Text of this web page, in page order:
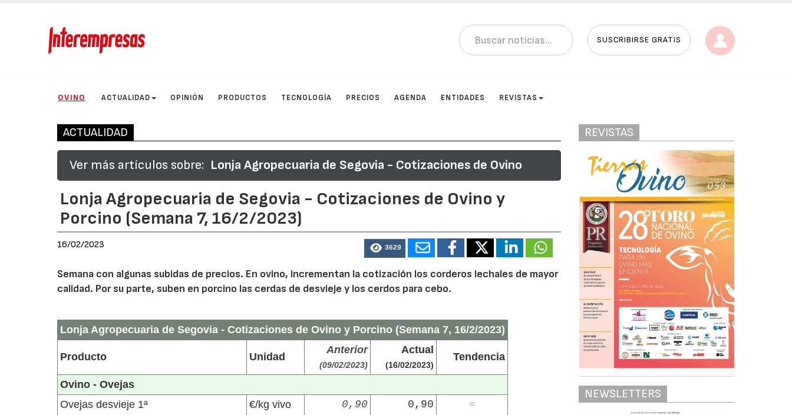
SUSCRIBIRSE GRATIS
OVINO ACTUALIDAD OPINIÓN PRODUCTOS TECNOLOGÍA PRECIOS AGENDA ENTIDADES REVISTAS
ACTUALIDAD
Ver más artículos sobre: Lonja Agropecuaria de Segovia - Cotizaciones de Ovino
Lonja Agropecuaria de Segovia - Cotizaciones de Ovino y
Porcino (Semana 7, 16/2/2023)
16/02/2023 3629
Semana con algunas subidas de precios. En ovino, incrementan la cotización los corderos lechales de mayor
calidad. Por su parte, suben en porcino las cerdas de desvieje y los cerdos para cebo.
Lonja Agropecuaria de Segovia - Cotizaciones de Ovino y Porcino (Semana 7, 16/2/2023)
Producto Unidad
Anterior
(09/02/2023)
Actual
(16/02/2023)
Tendencia
Ovino - Ovejas
Ovejas desvieje 1ª
€/kg vivo 0,90 0,90
=
REVISTAS
NEWSLETTERS